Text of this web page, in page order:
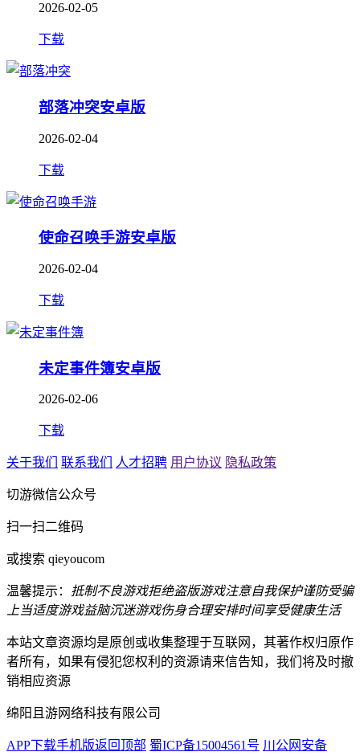
2026-02-05
下载
部落冲突安卓版
2026-02-04
下载
使命召唤手游安卓版
2026-02-04
下载
未定事件簿安卓版
2026-02-06
下载
关于我们 联系我们 人才招聘 用户协议 隐私政策
切游微信公众号
扫一扫二维码
或搜索 qieyoucom
温馨提示： 抵制不良游戏拒绝盗版游戏注意自我保护谨防受骗
上当适度游戏益脑沉迷游戏伤身合理安排时间享受健康生活
本站文章资源均是原创或收集整理于互联网，其著作权归原作
者所有，如果有侵犯您权利的资源请来信告知，我们将及时撤
销相应资源
绵阳且游网络科技有限公司
APP下载手机版返回顶部 蜀ICP备15004561号 川公网安备